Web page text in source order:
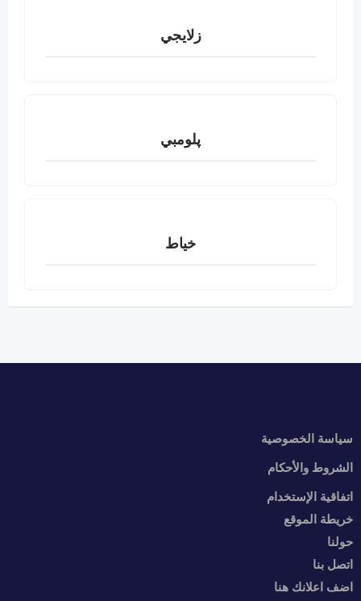
زلايجي
پلومبي
خياط
سياسة الخصوصية
الشروط والأحكام
اتفاقية الإستخدام
خريطة الموقع
حولنا
اتصل بنا
اضف اعلانك هنا